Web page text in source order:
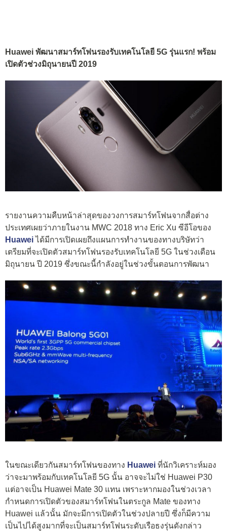
Huawei พัฒนาสมาร์ทโฟนรองรับเทคโนโลยี 5G รุ่นแรก! พร้อม
เปิดตัวช่วงมิถุนายนปี 2019
รายงานความคืบหน้าล่าสุดของวงการสมาร์ทโฟนจากสื่อต่าง
ประเทศเผยว่าภายในงาน MWC 2018 ทาง Eric Xu ซีอีโอของ
Huaweiได้มีการเปิดเผยถึงแผนการทำงานของทางบริษัทว่า
เตรียมที่จะเปิดตัวสมาร์ทโฟนรองรับเทคโนโลยี 5G ในช่วงเดือน
มิถุนายน ปี 2019 ซึ่งขณะนี้กำลังอยู่ในช่วงขั้นตอนการพัฒนา
ในขณะเดียวกันสมาร์ทโฟนของทาง Huawei ที่นักวิเคราะห์มอง
ว่าจะมาพร้อมกับเทคโนโลยี 5G นั้น อาจจะไม่ใช่ Huawei P30
แต่อาจเป็น Huawei Mate 30 แทน เพราะหากมองในช่วงเวลา
กำหนดการเปิดตัวของสมาร์ทโฟนในตระกูล Mate ของทาง
Huawei แล้วนั้น มักจะมีการเปิดตัวในช่วงปลายปี ซึ่งก็มีความ
เป็นไปได้สูงมากที่จะเป็นสมาร์ทโฟนระดับเรือธงรุ่นดังกล่าว